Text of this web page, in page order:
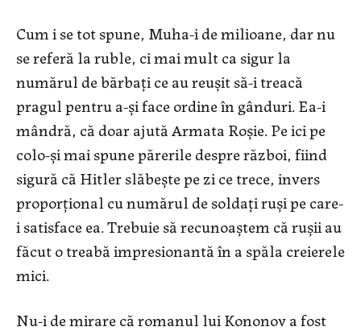
Cum i se tot spune, Muha-i de milioane, dar nu
se referă la ruble, ci mai mult ca sigur la
numărul de bărbați ce au reușit să-i treacă
pragul pentru a-și face ordine în gânduri. Ea-i
mândră, că doar ajută Armata Roșie. Pe ici pe
colo-și mai spune părerile despre război, fiind
sigură că Hitler slăbește pe zi ce trece, invers
proporțional cu numărul de soldați ruși pe care-
i satisface ea. Trebuie să recunoaștem că rușii au
făcut o treabă impresionantă în a spăla creierele
mici.
Nu-i de mirare că romanul lui Kononov a fost